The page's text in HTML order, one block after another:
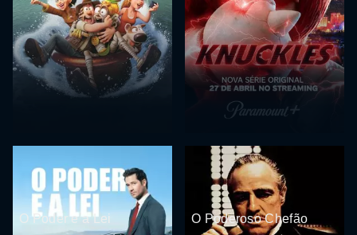
O Poder e a Lei O Poderoso Chefão